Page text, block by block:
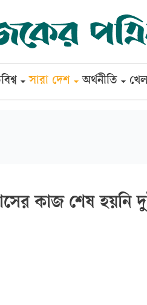
বিশ্ব সারা দেশ অর্থনীতি
কাজ শেষ হয়নি